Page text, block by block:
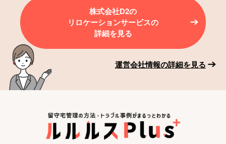
株式会社D2の
リロケーションサービスの
詳細を見る
運営会社情報の詳細を見る